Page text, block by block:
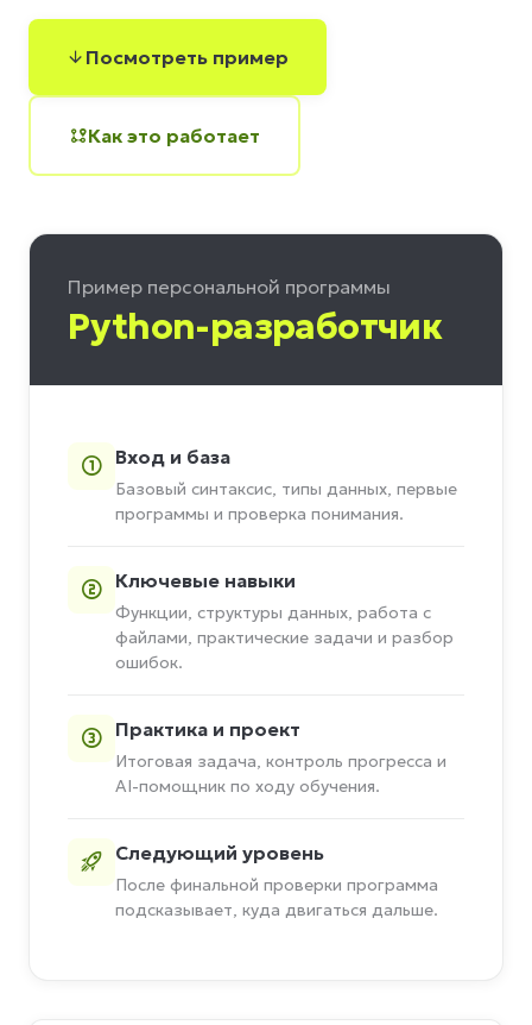
Посмотреть пример
Как это работает
Пример персональной программы
Python-разработчик
Вход и база
Базовый синтаксис, типы данных, первые
программы и проверка понимания.
Ключевые навыки
Функции, структуры данных, работа с
файлами, практические задачи и разбор
ошибок.
Практика и проект
Итоговая задача, контроль прогресса и
AI-помощник по ходу обучения.
Следующий уровень
После финальной проверки программа
подсказывает, куда двигаться дальше.